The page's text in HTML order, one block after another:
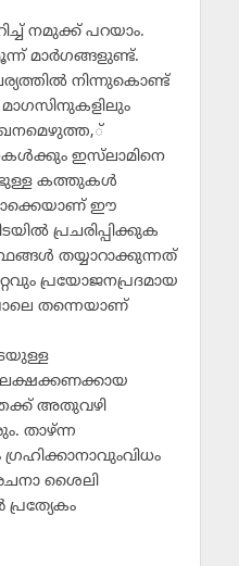
നമുക്ക് പറയാം.
മാര്‍ഗങ്ങളുണ്ട്.
നിന്നുകൊണ്ട്
മാഗസിനുകളിലും
ഇസ്‌ലാമിനെ
കത്തുകള്‍
ഈ
പ്രചരിപ്പിക്കുക
തയ്യാറാക്കുന്നത്
പ്രയോജനപ്രദമായ
തന്നെയാണ്
അതുവഴി
താഴ്ന്ന
ശൈലി